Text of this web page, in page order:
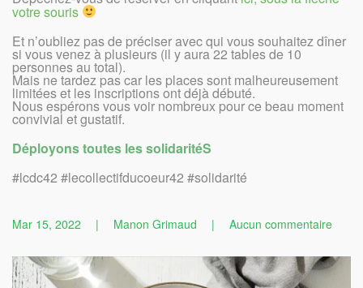
votre souris
Et n’oubliez pas de préciser avec qui vous souhaitez dîner
si vous venez à plusieurs (il y aura 22 tables de 10
personnes au total).
Mais ne tardez pas car les places sont malheureusement
limitées et les inscriptions ont déjà débuté.
Nous espérons vous voir nombreux pour ce beau moment
convivial et gustatif.
Déployons toutes les solidaritéS
#lcdc42 #lecollectifducoeur42 #solidarité
Mar 15, 2022 | Manon Grimaud | Aucun commentairesur
de